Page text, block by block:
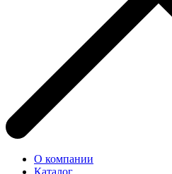
О компании
Каталог